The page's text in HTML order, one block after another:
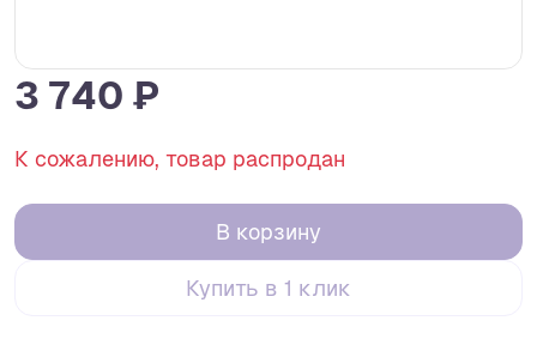
3 740 ₽
К сожалению, товар распродан
В корзину
Купить в 1 клик